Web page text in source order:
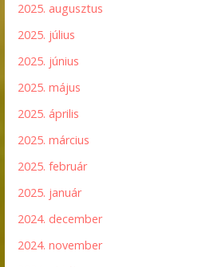
2025. augusztus
2025. július
2025. június
2025. május
2025. április
2025. március
2025. február
2025. január
2024. december
2024. november